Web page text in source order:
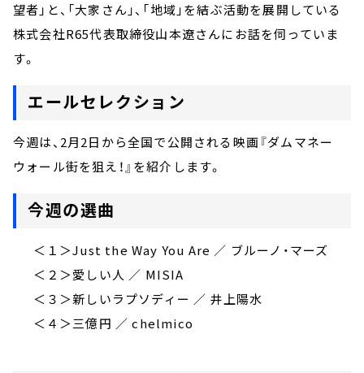
望者」と、「大家さん」、「地域」を結ぶ活動を展開している
株式会社R65代表取締役山本遼さんにお話を伺っていま
す。
エールセレクション
今週は、 2月2日から全国で公開される映画『ダムマネー
ウォール街を狙え！』を紹介します。
今週の選曲
＜１＞Just the Way You Are ／ ブルーノ・マーズ
＜２＞愛しい人 ／ MISIA
＜３＞新しいラプソディー ／ 井上陽水
＜４＞三億円 ／ chelmico